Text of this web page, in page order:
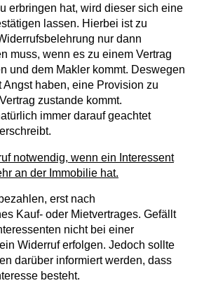
erbringen hat, wird dieser sich eine
lassen. Hierbei ist zu
nur dann
muss, wenn es zu einem Vertrag
und dem Makler kommt. Deswegen
Angst haben, eine Provision zu
zustande kommt.
immer darauf geachtet
notwendig, wenn ein Interessent
an der Immobilie hat.
erst nach
Kauf- oder Mietvertrages. Gefällt
nicht bei einer
Widerruf erfolgen. Jedoch sollte
darüber informiert werden, dass
besteht.